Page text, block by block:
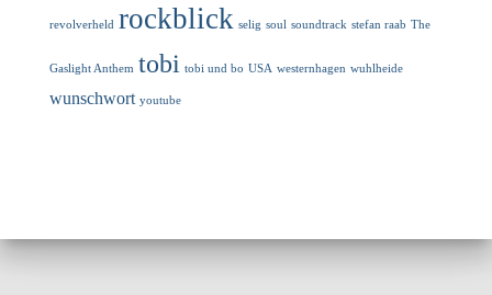
revolverheld rockblick selig soul soundtrack stefan raab The
Gaslight Anthem tobi tobi und bo USA westernhagen wuhlheide
wunschwort youtube